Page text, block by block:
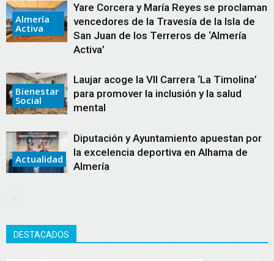
Almería
Activa
Yare Corcera y María Reyes se proclaman
vencedores de la Travesía de la Isla de
San Juan de los Terreros de ‘Almería
Activa’
Bienestar
Social
Laujar acoge la VII Carrera ‘La Timolina’
para promover la inclusión y la salud
mental
Actualidad
Diputación y Ayuntamiento apuestan por
la excelencia deportiva en Alhama de
Almería
DESTACADOS